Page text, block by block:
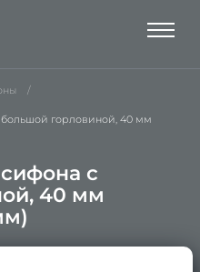
горловиной, 40 мм
с
40 мм